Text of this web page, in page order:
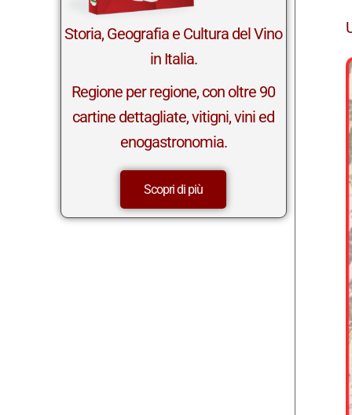
Storia, Geografia e Cultura del Vino
in Italia.
Regione per regione, con oltre 90
cartine dettagliate, vitigni, vini ed
enogastronomia.
Scopri di più